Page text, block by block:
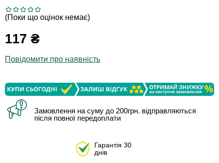
(Поки що оцінок немає)
117 ₴
Повідомити про наявність
Замовлення на суму до 200грн. відправляються
після повної передоплати
Гарантія 30
днів